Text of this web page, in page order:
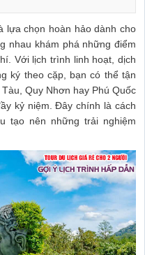
lựa chọn hoàn hảo dành cho
nhau khám phá những điểm
Với lịch trình linh hoạt, dịch
ký theo cặp, bạn có thể tận
Quy Nhơn hay Phú Quốc
kỷ niệm. Đây chính là cách
tạo nên những trải nghiệm